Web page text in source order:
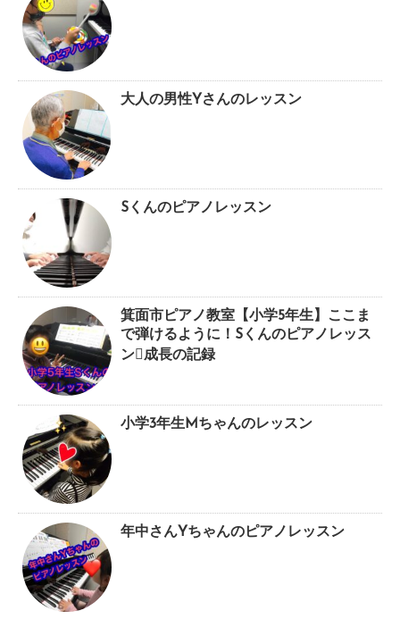
大人の男性Yさんのレッスン
Sくんのピアノレッスン
箕面市ピアノ教室【小学5年生】ここま
で弾けるように！Sくんのピアノレッス
ン成長の記録
小学3年生Mちゃんのレッスン
年中さんYちゃんのピアノレッスン